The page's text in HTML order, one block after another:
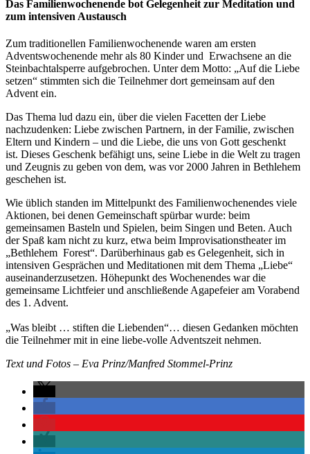
Das Familienwochenende bot Gelegenheit zur Meditation und
zum intensiven Austausch
Zum traditionellen Familienwochenende waren am ersten
Adventswochenende mehr als 80 Kinder und Erwachsene an die
Steinbachtalsperre aufgebrochen. Unter dem Motto: „Auf die Liebe
setzen“ stimmten sich die Teilnehmer dort gemeinsam auf den
Advent ein.
Das Thema lud dazu ein, über die vielen Facetten der Liebe
nachzudenken: Liebe zwischen Partnern, in der Familie, zwischen
Eltern und Kindern – und die Liebe, die uns von Gott geschenkt
ist. Dieses Geschenk befähigt uns, seine Liebe in die Welt zu tragen
und Zeugnis zu geben von dem, was vor 2000 Jahren in Bethlehem
geschehen ist.
Wie üblich standen im Mittelpunkt des Familienwochenendes viele
Aktionen, bei denen Gemeinschaft spürbar wurde: beim
gemeinsamen Basteln und Spielen, beim Singen und Beten. Auch
der Spaß kam nicht zu kurz, etwa beim Improvisationstheater im
„Bethlehem Forest“. Darüberhinaus gab es Gelegenheit, sich in
intensiven Gesprächen und Meditationen mit dem Thema „Liebe“
auseinanderzusetzen. Höhepunkt des Wochenendes war die
gemeinsame Lichtfeier und anschließende Agapefeier am Vorabend
des 1. Advent.
„Was bleibt … stiften die Liebenden“… diesen Gedanken möchten
die Teilnehmer mit in eine liebe-volle Adventszeit nehmen.
Text und Fotos – Eva Prinz/Manfred Stommel-Prinz